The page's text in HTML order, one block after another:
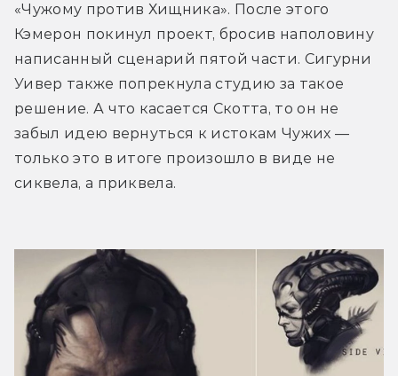
«Чужому против Хищника». После этого
Кэмерон покинул проект, бросив наполовину
написанный сценарий пятой части. Сигурни
Уивер также попрекнула студию за такое
решение. А что касается Скотта, то он не
забыл идею вернуться к истокам Чужих —
только это в итоге произошло в виде не
сиквела, а приквела.